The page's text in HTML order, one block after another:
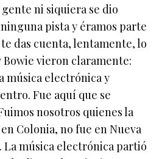
ni siquiera se dio
pista y éramos parte
das cuenta, lentamente, lo
Bowie vieron claramente:
música electrónica y
Fue aquí que se
nosotros quienes la
Colonia, no fue en Nueva
música electrónica partió